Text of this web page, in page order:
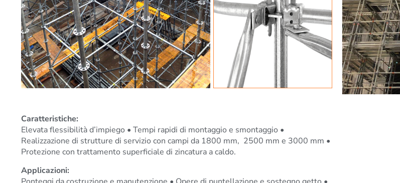
Caratteristiche:
Elevata flessibilità d’impiego • Tempi rapidi di montaggio e smontaggio •
Realizzazione di strutture di servizio con campi da 1800 mm, 2500 mm e 3000 mm •
Protezione con trattamento superficiale di zincatura a caldo.
Applicazioni: